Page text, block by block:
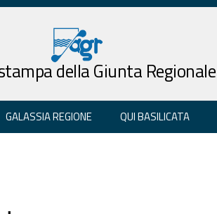
della Giunta Regionale
GALASSIA REGIONE QUI BASILICATA